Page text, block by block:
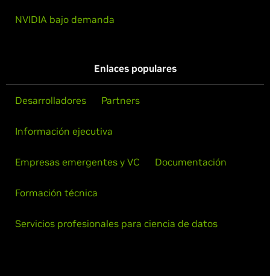
NVIDIA bajo demanda
Enlaces populares
Desarrolladores Partners
Información ejecutiva
Empresas emergentes y VC Documentación
Formación técnica
Servicios profesionales para ciencia de datos